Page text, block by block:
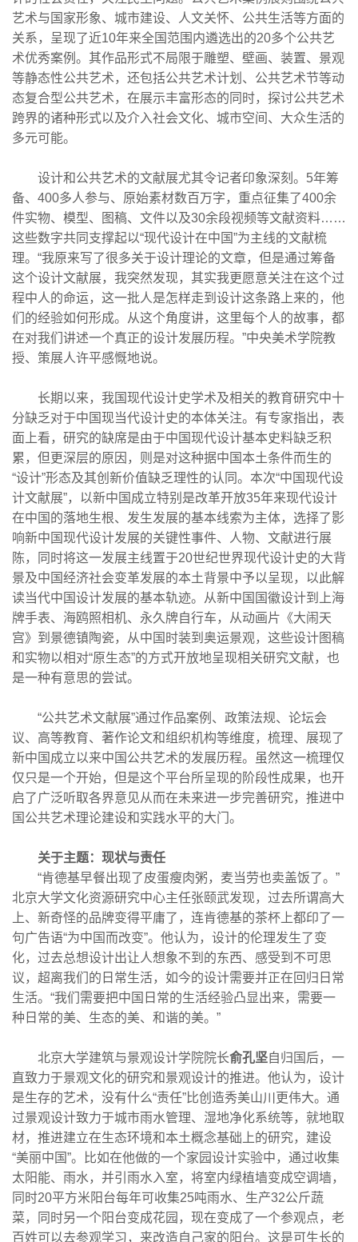
艺术与国家形象、城市建设、人文关怀、公共生活等方面的
关系，呈现了近10年来全国范围内遴选出的20多个公共艺
术优秀案例。其作品形式不局限于雕塑、壁画、装置、景观
等静态性公共艺术，还包括公共艺术计划、公共艺术节等动
态复合型公共艺术，在展示丰富形态的同时，探讨公共艺术
跨界的诸种形式以及介入社会文化、城市空间、大众生活的
多元可能。
设计和公共艺术的文献展尤其令记者印象深刻。5年筹
备、400多人参与、原始素材数百万字，重点征集了400余
件实物、模型、图稿、文件以及30余段视频等文献资料……
这些数字共同支撑起以“现代设计在中国”为主线的文献梳
理。“我原来写了很多关于设计理论的文章，但是通过筹备
这个设计文献展，我突然发现，其实我更愿意关注在这个过
程中人的命运，这一批人是怎样走到设计这条路上来的，他
们的经验如何形成。从这个角度讲，这里每个人的故事，都
在对我们讲述一个真正的设计发展历程。”中央美术学院教
授、策展人许平感慨地说。
长期以来，我国现代设计史学术及相关的教育研究中十
分缺乏对于中国现当代设计史的本体关注。有专家指出，表
面上看，研究的缺席是由于中国现代设计基本史料缺乏积
累，但更深层的原因，则是对这种据中国本土条件而生的
“设计”形态及其创新价值缺乏理性的认同。本次“中国现代设
计文献展”，以新中国成立特别是改革开放35年来现代设计
在中国的落地生根、发生发展的基本线索为主体，选择了影
响新中国现代设计发展的关键性事件、人物、文献进行展
陈，同时将这一发展主线置于20世纪世界现代设计史的大背
景及中国经济社会变革发展的本土背景中予以呈现，以此解
读当代中国设计发展的基本轨迹。从新中国国徽设计到上海
牌手表、海鸥照相机、永久牌自行车，从动画片《大闹天
宫》到景德镇陶瓷，从中国时装到奥运景观，这些设计图稿
和实物以相对“原生态”的方式开放地呈现相关研究文献，也
是一种有意思的尝试。
“公共艺术文献展”通过作品案例、政策法规、论坛会
议、高等教育、著作论文和组织机构等维度，梳理、展现了
新中国成立以来中国公共艺术的发展历程。虽然这一梳理仅
仅只是一个开始，但是这个平台所呈现的阶段性成果，也开
启了广泛听取各界意见从而在未来进一步完善研究，推进中
国公共艺术理论建设和实践水平的大门。
关于主题：现状与责任
“肯德基早餐出现了皮蛋瘦肉粥，麦当劳也卖盖饭了。”
北京大学文化资源研究中心主任张颐武发现，过去所谓高大
上、新奇怪的品牌变得平庸了，连肯德基的茶杯上都印了一
句广告语“为中国而改变”。他认为，设计的伦理发生了变
化，过去总想设计出让人想象不到的东西、感受到不可思
议，超离我们的日常生活，如今的设计需要并正在回归日常
生活。“我们需要把中国日常的生活经验凸显出来，需要一
种日常的美、生态的美、和谐的美。”
北京大学建筑与景观设计学院院长俞孔坚自归国后，一
直致力于景观文化的研究和景观设计的推进。他认为，设计
是生存的艺术，没有什么“责任”比创造秀美山川更伟大。通
过景观设计致力于城市雨水管理、湿地净化系统等，就地取
材，推进建立在生态环境和本土概念基础上的研究，建设
“美丽中国”。比如在他做的一个家园设计实验中，通过收集
太阳能、雨水，并引雨水入室，将室内绿植墙变成空调墙，
同时20平方米阳台每年可收集25吨雨水、生产32公斤蔬
菜，同时另一个阳台变成花园，现在变成了一个参观点，老
百姓可以去参观学习，来改造自己家的阳台。这是可生长的